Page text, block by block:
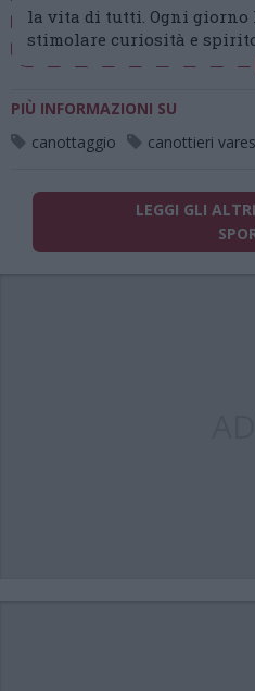
la vita di tutti. Ogni giorno
stimolare curiosità e
PIÙ INFORMAZIONI SU
canottaggio
canottieri
LEGGI GLI